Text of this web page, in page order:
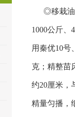
◎移栽油
1000公斤、
用秦优10号
克；精整苗
约20厘米，
精量匀播，